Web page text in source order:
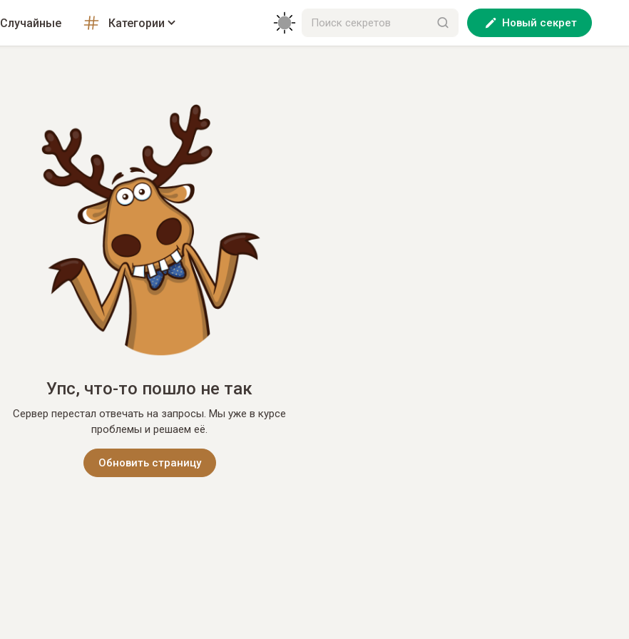
Случайные Категории Новый секрет
Упс, что-то пошло не так
Сервер перестал отвечать на запросы. Мы уже в курсе
проблемы и решаем её.
Обновить страницу